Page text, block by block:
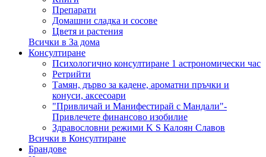
Препарати
Домашни сладка и сосове
Цветя и растения
Всички в За дома
Консултиране
Психологично консултиране 1 астрономически час
Ретрийти
Тамян, дърво за кадене, ароматни пръчки и
конуси, аксесоари
"Привличай и Манифестирай с Мандали"-
Привлечете финансово изобилие
Здравословни режими K S Калоян Славов
Всички в Консултиране
Брандове